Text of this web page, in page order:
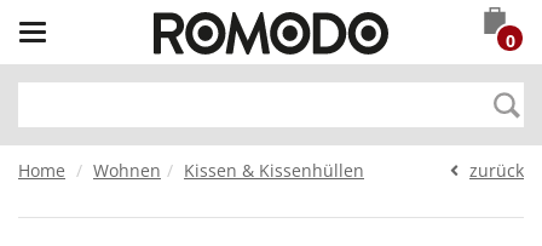
Toggle
navigation
0
Home Wohnen Kissen & Kissenhüllen zurück